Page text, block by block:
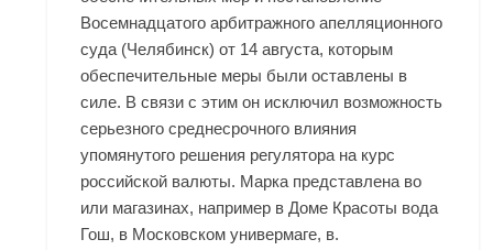
Восемнадцатого арбитражного апелляционного
суда (Челябинск) от 14 августа, которым
обеспечительные меры были оставлены в
силе. В связи с этим он исключил возможность
серьезного среднесрочного влияния
упомянутого решения регулятора на курс
российской валюты. Марка представлена во
или магазинах, например в Доме Красоты вода
Гош, в Московском универмаге, в.